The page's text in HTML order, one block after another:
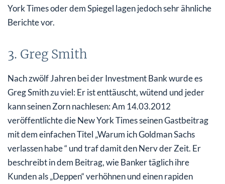
York Times oder dem Spiegel lagen jedoch sehr ähnliche
Berichte vor.
3. Greg Smith
Nach zwölf Jahren bei der Investment Bank wurde es
Greg Smith zu viel: Er ist enttäuscht, wütend und jeder
kann seinen Zorn nachlesen: Am 14.03.2012
veröffentlichte die New York Times seinen Gastbeitrag
mit dem einfachen Titel „Warum ich Goldman Sachs
verlassen habe “ und traf damit den Nerv der Zeit. Er
beschreibt in dem Beitrag, wie Banker täglich ihre
Kunden als „Deppen“ verhöhnen und einen rapiden